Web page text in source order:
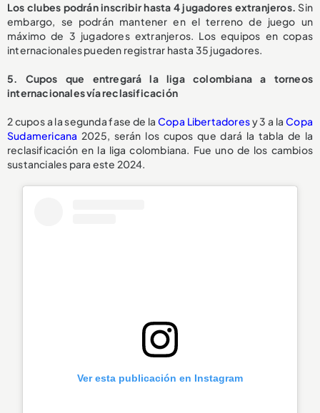
Los clubes podrán inscribir hasta 4 jugadores extranjeros. Sin
embargo, se podrán mantener en el terreno de juego un
máximo de 3 jugadores extranjeros. Los equipos en copas
internacionales pueden registrar hasta 35 jugadores.
5. Cupos que entregará la liga colombiana a torneos
internacionales vía reclasificación
2 cupos a la segunda fase de laCopa Libertadoresy 3 a laCopa
Sudamericana 2025, serán los cupos que dará la tabla de la
reclasificación en la liga colombiana. Fue uno de los cambios
sustanciales para este 2024.
Ver esta publicación en Instagram